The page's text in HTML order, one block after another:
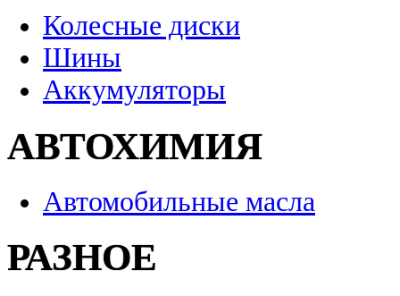
Колесные диски
Шины
Аккумуляторы
АВТОХИМИЯ
Автомобильные масла
РАЗНОЕ